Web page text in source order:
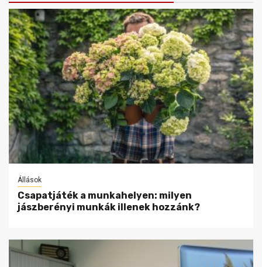
Állások
Csapatjáték a munkahelyen: milyen
jászberényi munkák illenek hozzánk?